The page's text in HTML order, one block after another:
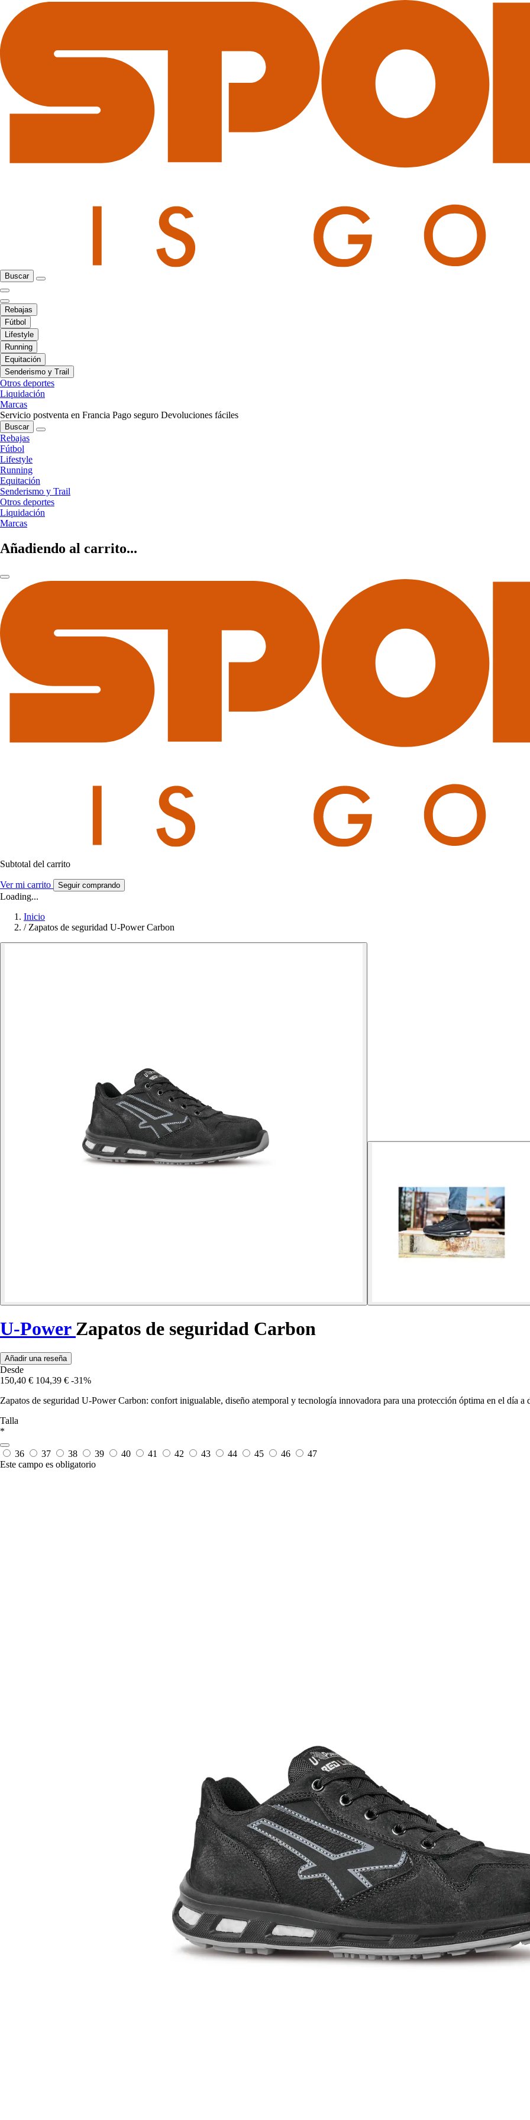
Buscar
Rebajas
Fútbol
Lifestyle
Running
Equitación
Senderismo y Trail
Otros deportes
Liquidación
Marcas
Servicio postventa en Francia Pago seguro Devoluciones fáciles
Buscar
Rebajas
Fútbol
Lifestyle
Running
Equitación
Senderismo y Trail
Otros deportes
Liquidación
Marcas
Añadiendo al carrito...
Subtotal del carrito
Ver mi carrito Seguir comprando
Loading...
Inicio
/ Zapatos de seguridad U-Power Carbon
U-Power Zapatos de seguridad Carbon
Añadir una reseña
Desde
150,40 € 104,39 € -31%
Zapatos de seguridad U-Power Carbon: confort inigualable, diseño atemporal y tecnología innovadora para una protección óptima en el día a
Talla
*
36 37 38 39 40 41 42 43 44 45 46
47
Este campo es obligatorio